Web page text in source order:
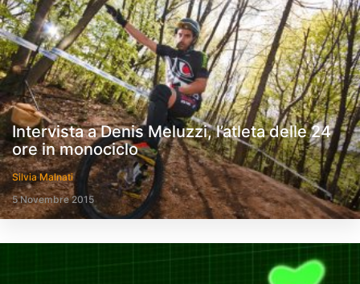
Intervista a Denis Meluzzi, l’atleta delle 24
ore in monociclo
Silvia Malnati
5 Novembre 2015